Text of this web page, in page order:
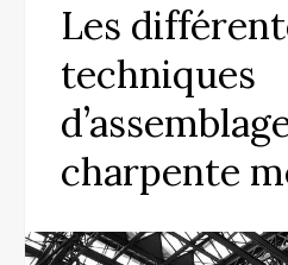
Les
techniques
charpente